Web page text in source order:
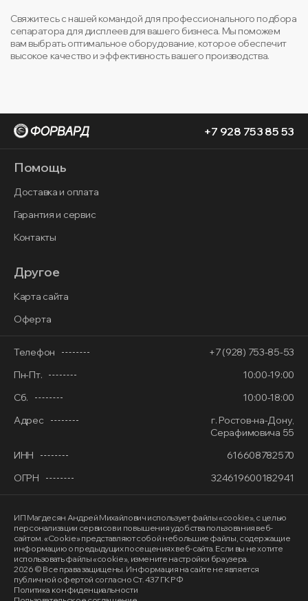
Свяжитесь с нашей командой для профессионального подбора
сепаратора для дисплеев для вашего бизнеса. Мы поможем
вам выбрать оптимальное оборудование, которое обеспечит
высокое качество и эффективность вашего производства.
+7 928 753 85 53
Помощь
Доставка и оплата
Гарантия и сервис
Контакты
Другое
Карта сайта
Оферта
Телефон
+7 (928) 753-85-53
Пн-Пт.
10:00-19:00
Сб.
10:00-18:00
Адрес
г. Ростов-на-Дону,
Серафимовича 55
ИНН
616608782570
ОГРН
324619600182941
ИП Магдесян Андрей Михайлович использует файлы «cookie», с целью
персонализации сервисов и повышения удобства пользования веб-
сайтом. «Cookie» представляют собой небольшие файлы, содержащие
информацию о предыдущих посещениях веб-сайта. Если вы не хотите
использовать файлы «cookie», измените настройки браузера.
2026 © Все права защищены. Информация на сайте не является
публичной офертой согласно Ст. 437 ГК РФ
Политика конфиденциальности